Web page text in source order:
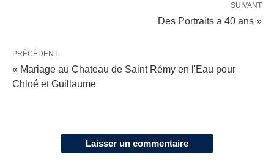
SUIVANT
Des Portraits a 40 ans »
PRÉCÉDENT
« Mariage au Chateau de Saint Rémy en l'Eau pour
Chloé et Guillaume
Laisser un commentaire